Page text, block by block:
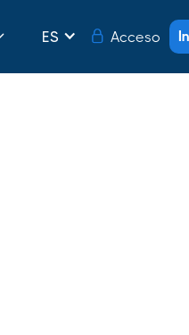
ES  Acceso